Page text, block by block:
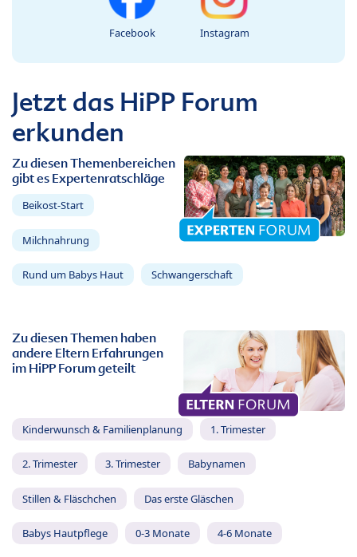
Facebook Instagram
Jetzt das HiPP Forum
erkunden
Zu diesen Themenbereichen
gibt es Expertenratschläge
Beikost-Start
Milchnahrung
Rund um Babys Haut Schwangerschaft
Zu diesen Themen haben
andere Eltern Erfahrungen
im HiPP Forum geteilt
Kinderwunsch & Familienplanung 1. Trimester
2. Trimester 3. Trimester Babynamen
Stillen & Fläschchen Das erste Gläschen
Babys Hautpflege 0-3 Monate 4-6 Monate